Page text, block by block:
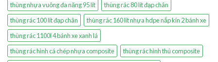
thùng nhựa vuông đa năng 95 lít
thùng rác 80 lít đạp chân
thùng rác 100 lít đạp chân
thùng rác 160 lít nhựa hdpe nắp kín 2 bánh xe
thùng rác 1100l 4 bánh xe xanh lá
thùng rác hình cá chép nhựa composite
thùng rác hình thú composite